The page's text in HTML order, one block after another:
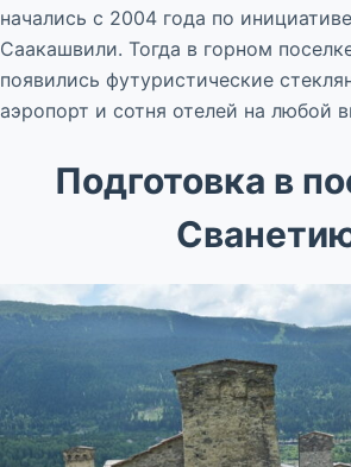
начались с 2004 года по
Саакашвили. Тогда в горном
появились футуристические
аэропорт и сотня отелей на любой
Подготовка в